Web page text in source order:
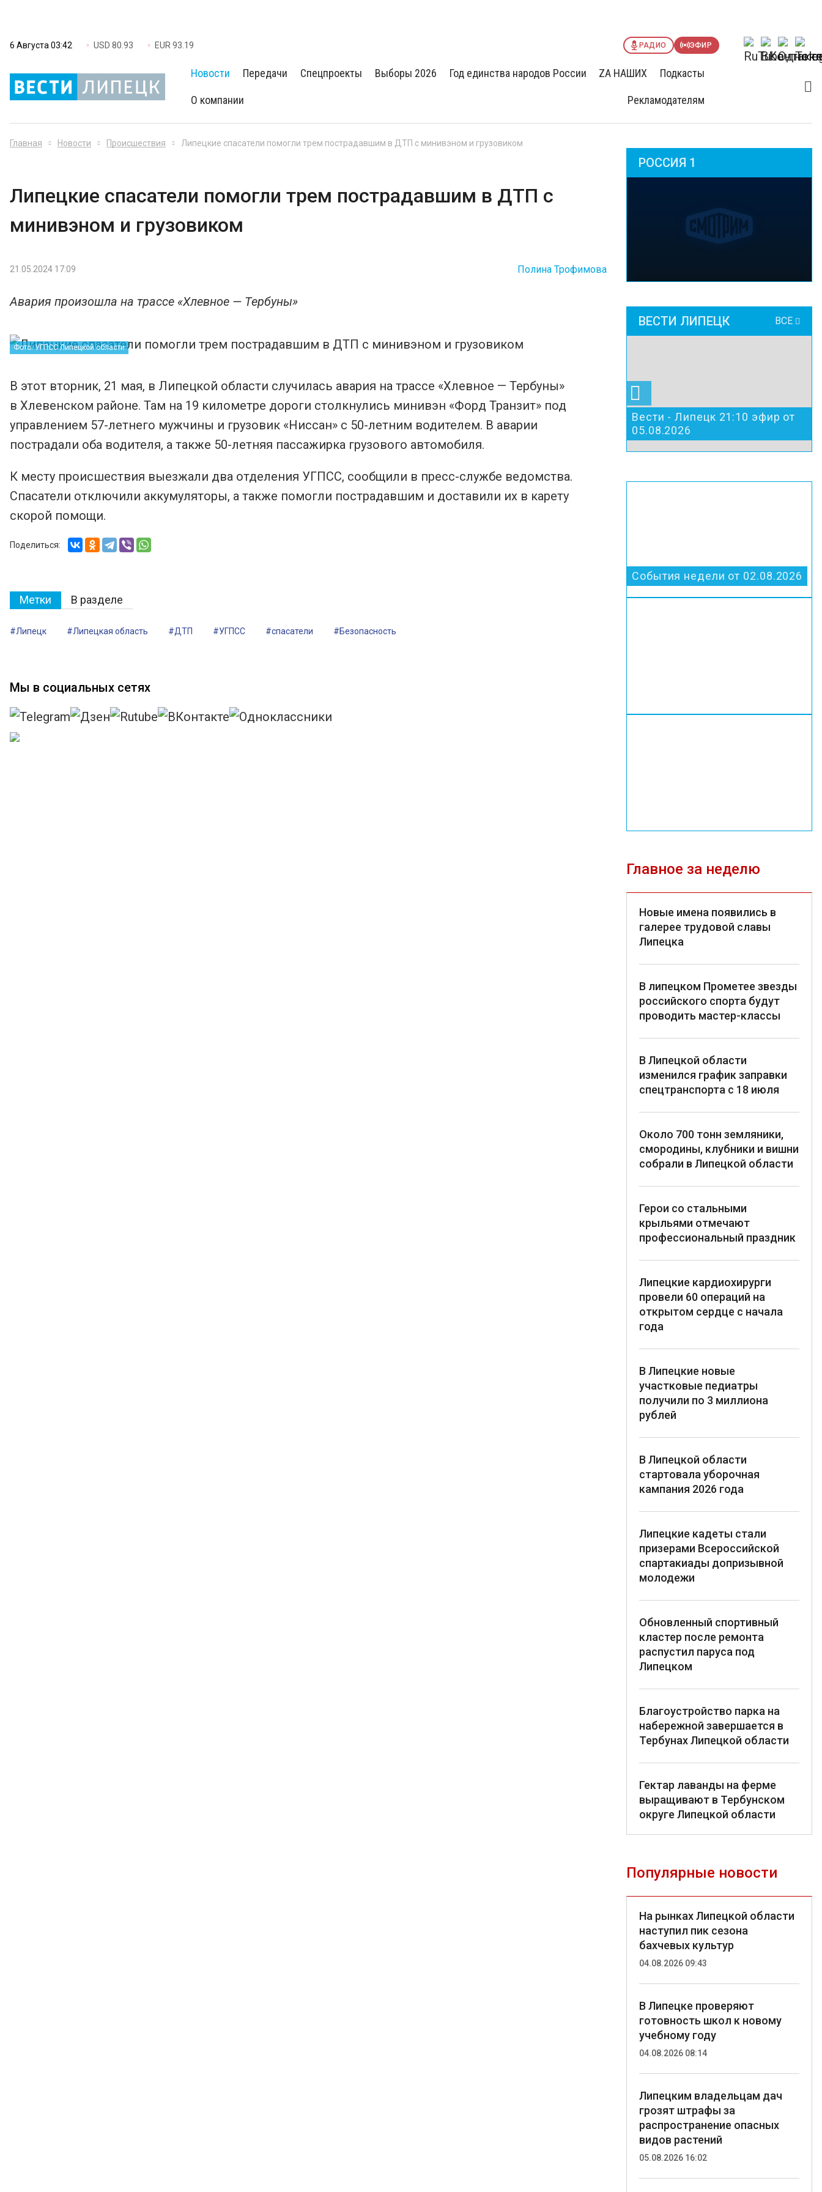
6 Августа 03:42 USD 80.93 EUR 93.19 РАДИО ЭФИР
Новости Передачи Спецпроекты Выборы 2026 Год единства народов России ZА НАШИХ Подкасты
О компании Рекламодателям
Главная Новости Происшествия Липецкие спасатели помогли трем пострадавшим в ДТП с минивэном и грузовиком
Липецкие спасатели помогли трем пострадавшим в ДТП с
минивэном и грузовиком
21.05.2024 17:09 Полина Трофимова
Авария произошла на трассе «Хлевное — Тербуны»
Фото: УГПСС Липецкой области
В этот вторник, 21 мая, в Липецкой области случилась авария на трассе «Хлевное — Тербуны»
в Хлевенском районе. Там на 19 километре дороги столкнулись минивэн «Форд Транзит» под
управлением 57-летнего мужчины и грузовик «Ниссан» с 50-летним водителем. В аварии
пострадали оба водителя, а также 50-летняя пассажирка грузового автомобиля.
К месту происшествия выезжали два отделения УГПСС, сообщили в пресс-службе ведомства.
Спасатели отключили аккумуляторы, а также помогли пострадавшим и доставили их в карету
скорой помощи.
Поделиться:
Метки В разделе
#Липецк #Липецкая область #ДТП #УГПСС #спасатели #Безопасность
Мы в социальных сетях
РОССИЯ 1
ВЕСТИ ЛИПЕЦК ВСЕ
Вести - Липецк 21:10 эфир от
05.08.2026
События недели от 02.08.2026
Главное за неделю
Новые имена появились в
галерее трудовой славы
Липецка
В липецком Прометее звезды
российского спорта будут
проводить мастер-классы
В Липецкой области
изменился график заправки
спецтранспорта с 18 июля
Около 700 тонн земляники,
смородины, клубники и вишни
собрали в Липецкой области
Герои со стальными
крыльями отмечают
профессиональный праздник
Липецкие кардиохирурги
провели 60 операций на
открытом сердце с начала
года
В Липецкие новые
участковые педиатры
получили по 3 миллиона
рублей
В Липецкой области
стартовала уборочная
кампания 2026 года
Липецкие кадеты стали
призерами Всероссийской
спартакиады допризывной
молодежи
Обновленный спортивный
кластер после ремонта
распустил паруса под
Липецком
Благоустройство парка на
набережной завершается в
Тербунах Липецкой области
Гектар лаванды на ферме
выращивают в Тербунском
округе Липецкой области
Популярные новости
На рынках Липецкой области
наступил пик сезона
бахчевых культур
04.08.2026 09:43
В Липецке проверяют
готовность школ к новому
учебному году
04.08.2026 08:14
Липецким владельцам дач
грозят штрафы за
распространение опасных
видов растений
05.08.2026 16:02